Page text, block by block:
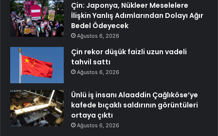
Çin: Japonya, Nükleer Meselelere
İlişkin Yanlış Adımlarından Dolayı Ağır
Bedel Ödeyecek
Ağustos 6, 2026
Çin rekor düşük faizli uzun vadeli
tahvil sattı
Ağustos 6, 2026
Ünlü iş insanı Alaaddin Çağlıköse’ye
kafede bıçaklı saldırının görüntüleri
ortaya çıktı
Ağustos 6, 2026